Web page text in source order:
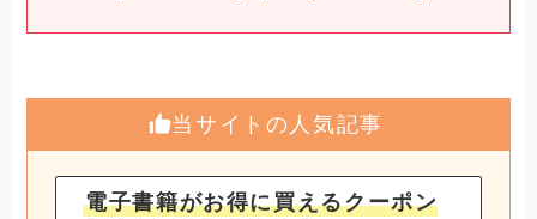
当サイトの人気記事
電子書籍がお得に買えるクーポン